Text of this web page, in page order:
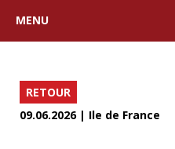
MENU
RETOUR
09.06.2026 | Ile de France